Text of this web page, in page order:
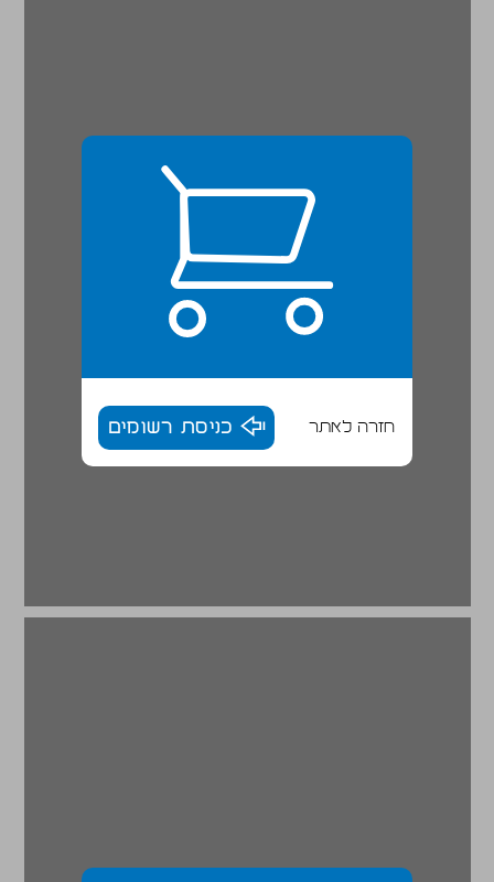
חזרה לאתר כניסת רשומים